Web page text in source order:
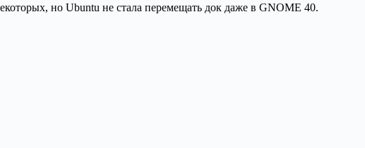
но Ubuntu не стала перемещать док даже в GNOME 40.